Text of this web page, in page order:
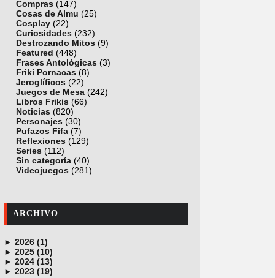
Compras (147)
Cosas de Almu (25)
Cosplay (22)
Curiosidades (232)
Destrozando Mitos (9)
Featured (448)
Frases Antológicas (3)
Friki Pornacas (8)
Jeroglíficos (22)
Juegos de Mesa (242)
Libros Frikis (66)
Noticias (820)
Personajes (30)
Pufazos Fifa (7)
Reflexiones (129)
Series (112)
Sin categoría (40)
Videojuegos (281)
ARCHIVO
► 2026 (1)
junio (1)
► 2025 (10)
noviembre (1)
octubre (1)
► 2024 (13)
diciembre (4)
► 2023 (19)